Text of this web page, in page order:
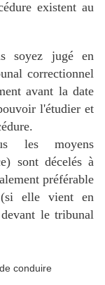
existent au
soyez jugé en
correctionnel
avant la date
l'étudier et
les moyens
sont décelés à
préférable
(si elle vient en
le tribunal